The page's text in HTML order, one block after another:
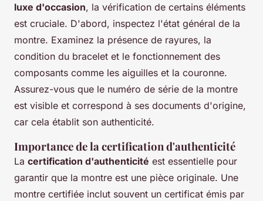
luxe d'occasion, la vérification de certains éléments
est cruciale. D'abord, inspectez l'état général de la
montre. Examinez la présence de rayures, la
condition du bracelet et le fonctionnement des
composants comme les aiguilles et la couronne.
Assurez-vous que le numéro de série de la montre
est visible et correspond à ses documents d'origine,
car cela établit son authenticité.
Importance de la certification d'authenticité
La certification d'authenticité est essentielle pour
garantir que la montre est une pièce originale. Une
montre certifiée inclut souvent un certificat émis par